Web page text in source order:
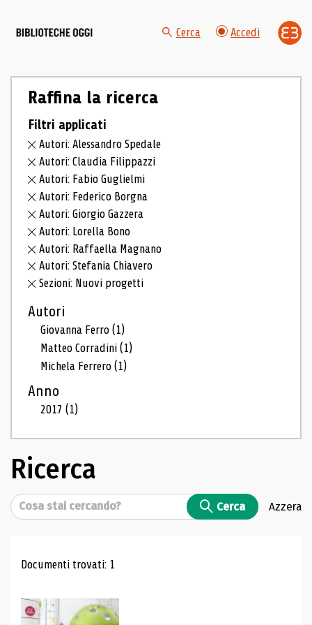
Cerca Accedi
Raffina la ricerca
Filtri applicati
Autori: Alessandro Spedale
Autori: Claudia Filippazzi
Autori: Fabio Guglielmi
Autori: Federico Borgna
Autori: Giorgio Gazzera
Autori: Lorella Bono
Autori: Raffaella Magnano
Autori: Stefania Chiavero
Sezioni: Nuovi progetti
Autori
Giovanna Ferro(1)
Matteo Corradini(1)
Michela Ferrero(1)
Anno
2017(1)
Ricerca
Cerca Cerca Azzera
Risultati di ricerca
Documenti trovati: 1